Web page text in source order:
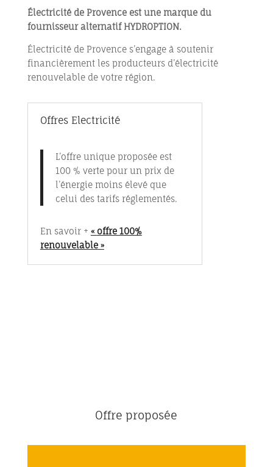
Électricité de Provence est une marque du
fournisseur alternatif HYDROPTION.
Électricité de Provence s’engage à soutenir
financièrement les producteurs d’électricité
renouvelable de votre région.
Offres Electricité
L’offre unique proposée est
100 % verte pour un prix de
l’énergie moins élevé que
celui des tarifs réglementés.
En savoir + « offre 100%
renouvelable»
Offre proposée